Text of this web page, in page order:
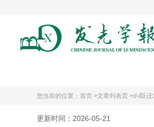
您当前的位置： 首页 >文章列表页 >d-f跃迁
更新时间：2026-05-21